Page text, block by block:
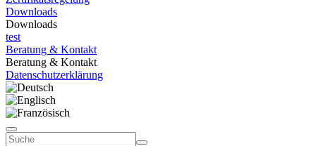
Downloads
Downloads
test
Beratung & Kontakt
Beratung & Kontakt
Datenschutzerklärung